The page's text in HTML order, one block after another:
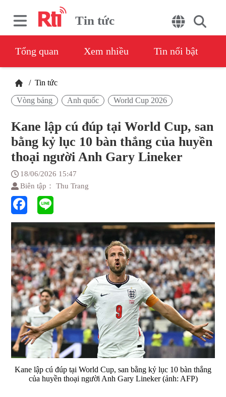
Tin tức
Tổng quan Xem nhiều Tin nổi bật
/ Tin tức
Vòng bảng Anh quốc World Cup 2026
Kane lập cú đúp tại World Cup, san
bằng kỷ lục 10 bàn thắng của huyền
thoại người Anh Gary Lineker
18/06/2026 15:47
Biên tập： Thu Trang
Kane lập cú đúp tại World Cup, san bằng kỷ lục 10 bàn thắng
của huyền thoại người Anh Gary Lineker (ảnh: AFP)